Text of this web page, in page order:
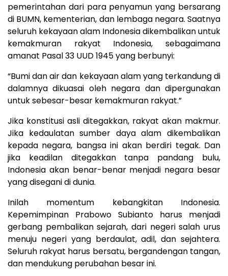
pemerintahan dari para penyamun yang bersarang
di BUMN, kementerian, dan lembaga negara. Saatnya
seluruh kekayaan alam Indonesia dikembalikan untuk
kemakmuran rakyat Indonesia, sebagaimana
amanat Pasal 33 UUD 1945 yang berbunyi:
“Bumi dan air dan kekayaan alam yang terkandung di
dalamnya dikuasai oleh negara dan dipergunakan
untuk sebesar-besar kemakmuran rakyat.”
Jika konstitusi asli ditegakkan, rakyat akan makmur.
Jika kedaulatan sumber daya alam dikembalikan
kepada negara, bangsa ini akan berdiri tegak. Dan
jika keadilan ditegakkan tanpa pandang bulu,
Indonesia akan benar-benar menjadi negara besar
yang disegani di dunia.
Inilah momentum kebangkitan Indonesia.
Kepemimpinan Prabowo Subianto harus menjadi
gerbang pembalikan sejarah, dari negeri salah urus
menuju negeri yang berdaulat, adil, dan sejahtera.
Seluruh rakyat harus bersatu, bergandengan tangan,
dan mendukung perubahan besar ini.